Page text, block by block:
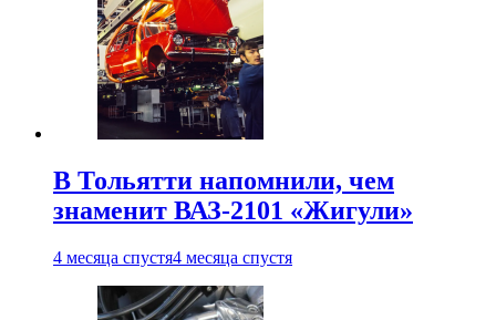
В Тольятти напомнили, чем
знаменит ВАЗ-2101 «Жигули»
4 месяца спустя4 месяца спустя